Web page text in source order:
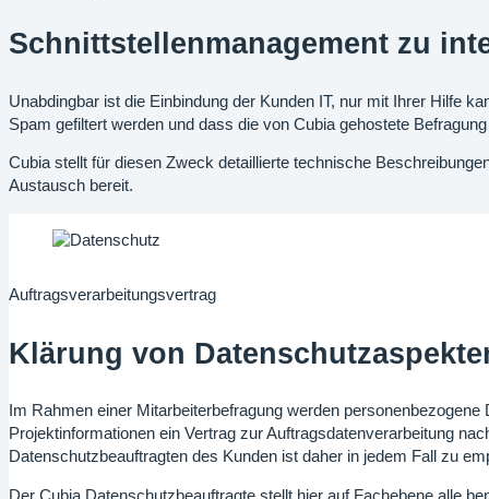
Schnittstellenmanagement zu
Unabdingbar ist die Einbindung der Kunden IT, nur mit Ihrer Hilfe
Spam gefiltert werden und dass die von Cubia gehostete
Cubia stellt für diesen Zweck detaillierte technische
Austausch bereit.
Auftragsverarbeitungsvertrag
Klärung von
Im Rahmen einer Mitarbeiterbefragung werden
Projektinformationen ein Vertrag zur Auftragsdatenverarbeitung
Datenschutzbeauftragten des Kunden ist daher in jedem Fall zu
Der Cubia Datenschutzbeauftragte stellt hier auf Fachebene alle